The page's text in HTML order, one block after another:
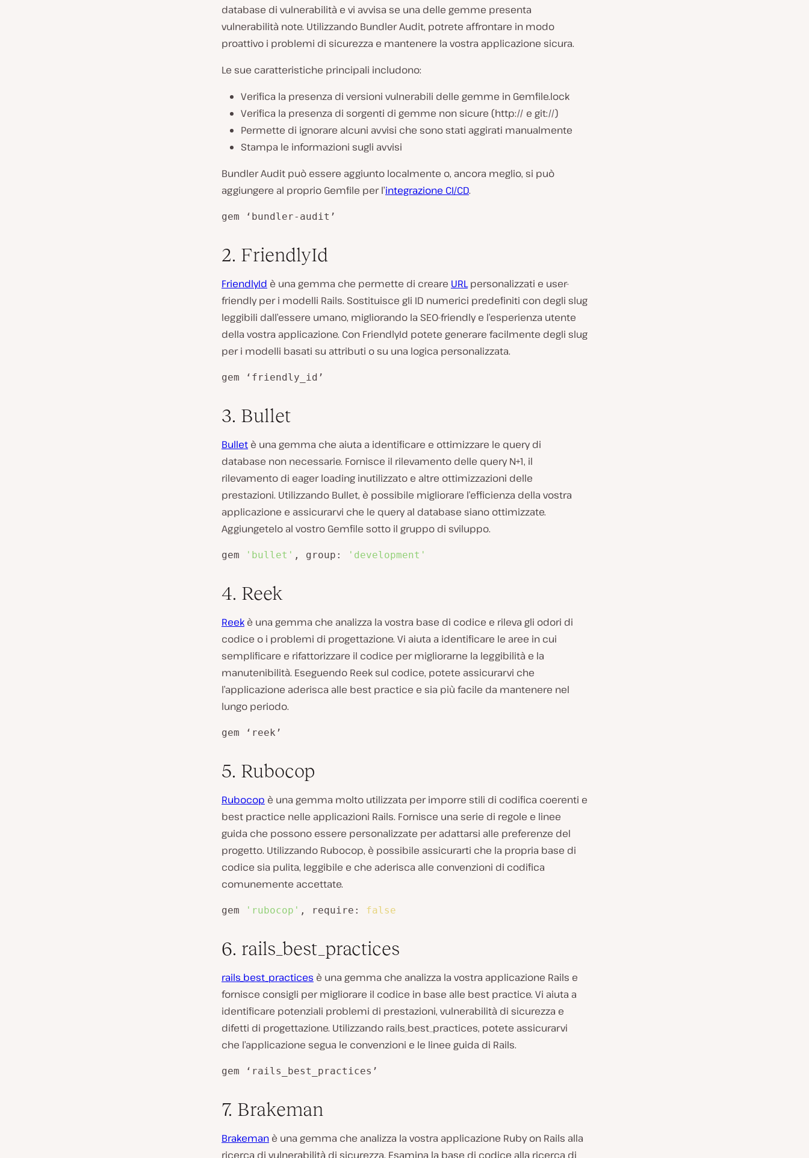
database di vulnerabilità e vi avvisa se una delle gemme presenta
vulnerabilità note. Utilizzando Bundler Audit, potrete affrontare in modo
proattivo i problemi di sicurezza e mantenere la vostra applicazione sicura.
Le sue caratteristiche principali includono:
Verifica la presenza di versioni vulnerabili delle gemme in Gemfile.lock
Verifica la presenza di sorgenti di gemme non sicure (http:// e git://)
Permette di ignorare alcuni avvisi che sono stati aggirati manualmente
Stampa le informazioni sugli avvisi
Bundler Audit può essere aggiunto localmente o, ancora meglio, si può
aggiungere al proprio Gemfile per l’integrazione CI/CD.
gem ‘bundler-audit’
2. FriendlyId
FriendlyId è una gemma che permette di creare URLpersonalizzati e user-
friendly per i modelli Rails. Sostituisce gli ID numerici predefiniti con degli slug
leggibili dall’essere umano, migliorando la SEO-friendly e l’esperienza utente
della vostra applicazione. Con FriendlyId potete generare facilmente degli slug
per i modelli basati su attributi o su una logica personalizzata.
gem ‘friendly_id’
3. Bullet
Bullet è una gemma che aiuta a identificare e ottimizzare le query di
database non necessarie. Fornisce il rilevamento delle query N+1, il
rilevamento di eager loading inutilizzato e altre ottimizzazioni delle
prestazioni. Utilizzando Bullet, è possibile migliorare l’efficienza della vostra
applicazione e assicurarvi che le query al database siano ottimizzate.
Aggiungetelo al vostro Gemfile sotto il gruppo di sviluppo.
gem 'bullet' , group: 'development'
4. Reek
Reek è una gemma che analizza la vostra base di codice e rileva gli odori di
codice o i problemi di progettazione. Vi aiuta a identificare le aree in cui
semplificare e rifattorizzare il codice per migliorarne la leggibilità e la
manutenibilità. Eseguendo Reek sul codice, potete assicurarvi che
l’applicazione aderisca alle best practice e sia più facile da mantenere nel
lungo periodo.
gem ‘reek’
5. Rubocop
Rubocop è una gemma molto utilizzata per imporre stili di codifica coerenti e
best practice nelle applicazioni Rails. Fornisce una serie di regole e linee
guida che possono essere personalizzate per adattarsi alle preferenze del
progetto. Utilizzando Rubocop, è possibile assicurarti che la propria base di
codice sia pulita, leggibile e che aderisca alle convenzioni di codifica
comunemente accettate.
gem 'rubocop' , require: false
6. rails_best_practices
rails_best_practices è una gemma che analizza la vostra applicazione Rails e
fornisce consigli per migliorare il codice in base alle best practice. Vi aiuta a
identificare potenziali problemi di prestazioni, vulnerabilità di sicurezza e
difetti di progettazione. Utilizzando rails_best_practices, potete assicurarvi
che l’applicazione segua le convenzioni e le linee guida di Rails.
gem ‘rails_best_practices’
7. Brakeman
Brakeman è una gemma che analizza la vostra applicazione Ruby on Rails alla
ricerca di vulnerabilità di sicurezza. Esamina la base di codice alla ricerca di